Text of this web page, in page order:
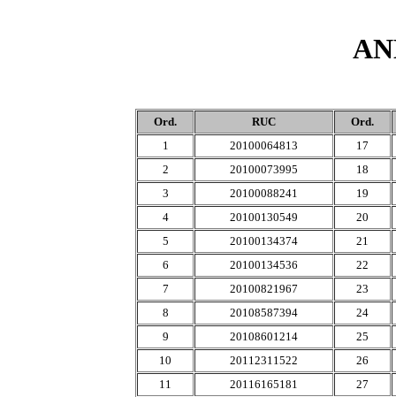
Ord. RUC
Ord.
1
20100064813
17
2
20100073995
18
3
20100088241
19
4
20100130549
20
5
20100134374
21
6
20100134536
22
7
20100821967
23
8
20108587394
24
9
20108601214
25
10
20112311522
26
11
20116165181 27